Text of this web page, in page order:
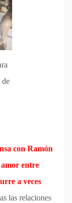
de
con Ramón
entre
a veces
las relaciones